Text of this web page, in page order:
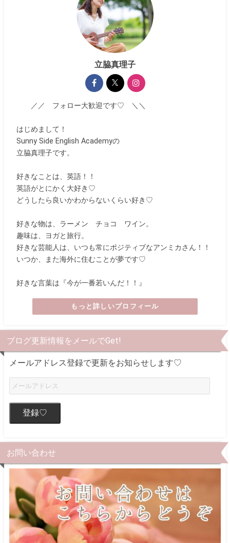
立脇真理子
／／ フォロー大歓迎です♡ ＼＼
はじめまして！
Sunny Side English Academyの
立脇真理子です。
好きなことは、英語！！
英語がとにかく大好き♡
どうしたら良いかわからないくらい好き♡
好きな物は、ラーメン チョコ ワイン。
趣味は、ヨガと旅行。
好きな芸能人は、いつも常にポジティブなアンミカさん！！
いつか、また海外に住むことが夢です♡
好きな言葉は『今が一番若いんだ！！』
もっと詳しいプロフィール
ブログ更新情報をメールでGet!
メールアドレス登録で更新をお知らせします♡
登録♡
お問い合わせ